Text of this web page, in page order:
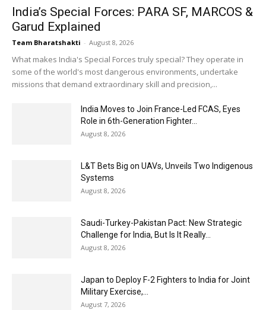
India’s Special Forces: PARA SF, MARCOS &
Garud Explained
Team Bharatshakti - August 8, 2026
What makes India's Special Forces truly special? They operate in
some of the world's most dangerous environments, undertake
missions that demand extraordinary skill and precision,...
India Moves to Join France-Led FCAS, Eyes
Role in 6th-Generation Fighter...
August 8, 2026
L&T Bets Big on UAVs, Unveils Two Indigenous
Systems
August 8, 2026
Saudi-Turkey-Pakistan Pact: New Strategic
Challenge for India, But Is It Really...
August 8, 2026
Japan to Deploy F-2 Fighters to India for Joint
Military Exercise,...
August 7, 2026